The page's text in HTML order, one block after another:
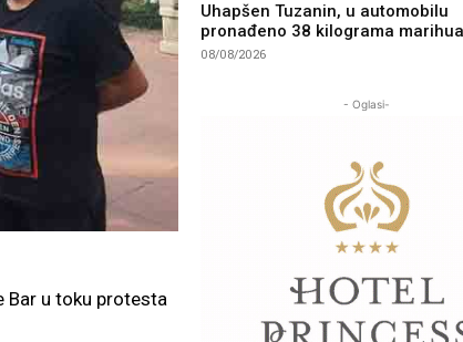
Bar u toku protesta
Uhapšen Tuzanin, u automobilu
pronađeno 38 kilograma
08/08/2026
- Oglasi-